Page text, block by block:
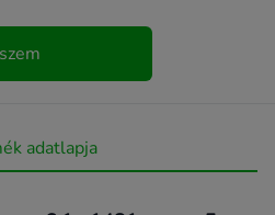
adatlapja